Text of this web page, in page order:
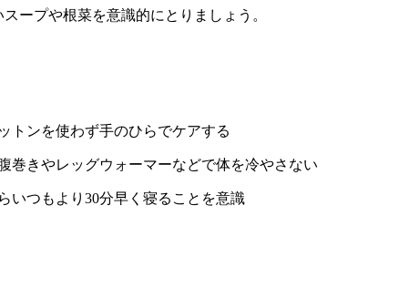
ープや根菜を意識的にとりましょう。
トンを使わず手のひらでケアする
巻きやレッグウォーマーなどで体を冷やさない
いつもより30分早く寝ることを意識